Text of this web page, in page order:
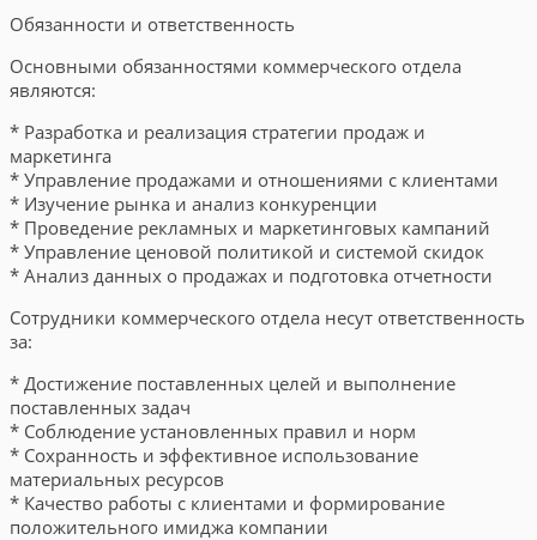
Обязанности и ответственность
Основными обязанностями коммерческого отдела
являются:
* Разработка и реализация стратегии продаж и
маркетинга
* Управление продажами и отношениями с клиентами
* Изучение рынка и анализ конкуренции
* Проведение рекламных и маркетинговых кампаний
* Управление ценовой политикой и системой скидок
* Анализ данных о продажах и подготовка отчетности
Сотрудники коммерческого отдела несут ответственность
за:
* Достижение поставленных целей и выполнение
поставленных задач
* Соблюдение установленных правил и норм
* Сохранность и эффективное использование
материальных ресурсов
* Качество работы с клиентами и формирование
положительного имиджа компании